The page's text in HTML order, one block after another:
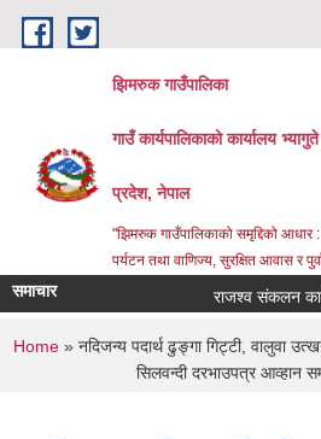
Skip to main content
झिमरुक गाउँपालिका
गाउँ कार्यपालिकाको कार्यालय
प्रदेश, नेपाल
"झिमरुक गाउँपालिकाको समृद्दिको आधार
पर्यटन तथा वाणिज्य, सुरक्षित आवास र
समाचार राजश्व संकलन कार्य
You are here
Home » नदिजन्य पदार्थ ढुङ्गा गिट्टी, वालुवा
सिलवन्दी दरभाउपत्र आव्हान